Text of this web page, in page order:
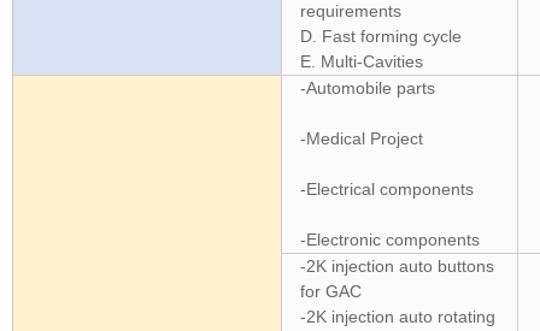
requirements
D. Fast forming cycle
E. Multi-Cavities
-Automobile parts
-Medical Project
-Electrical components
-Electronic components
-2K injection auto buttons
for GAC
-2K injection auto rotating